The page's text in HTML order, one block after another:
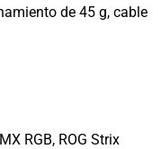
de 45 g, cable
RGB, ROG Strix